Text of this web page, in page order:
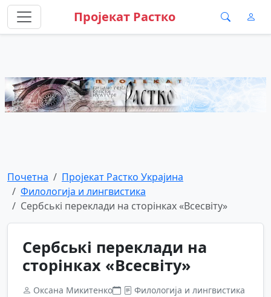
Пројекат Растко
Почетна
Пројекат Растко Украјина
Филологија и лингвистика
Сербські переклади на сторінках «Всесвіту»
Сербські переклади на
сторінках «Всесвіту»
Оксана Микитенко Филологија и лингвистика